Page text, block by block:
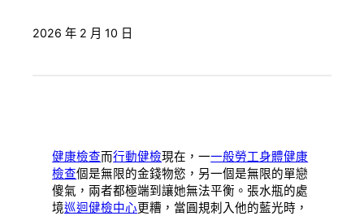
2026 年 2 月 10 日
健康檢查而行動健檢現在，一一般勞工身體健康
檢查個是無限的金錢物慾，另一個是無限的單戀
傻氣，兩者都極端到讓她無法平衡。張水瓶的處
境巡迴健檢中心更糟，當圓規刺入他的藍光時，